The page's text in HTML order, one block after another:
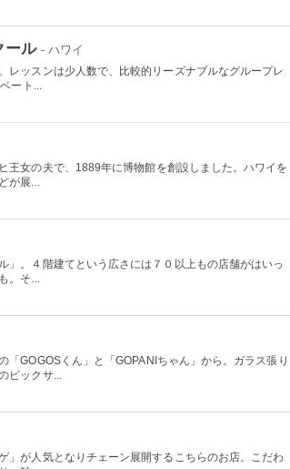
ール - ハワイ
レッスンは少人数で、比較的リーズナブルなグループレ
ート...
王女の夫で、1889年に博物館を創設しました。ハワイを
が展...
」。４階建てという広さには７０以上もの店舗がはいっ
。そ...
GOGOSくん」と「GOPANIちゃん」から。ガラス張り
ビックサ...
」が人気となりチェーン展開するこちらのお店。こだわ